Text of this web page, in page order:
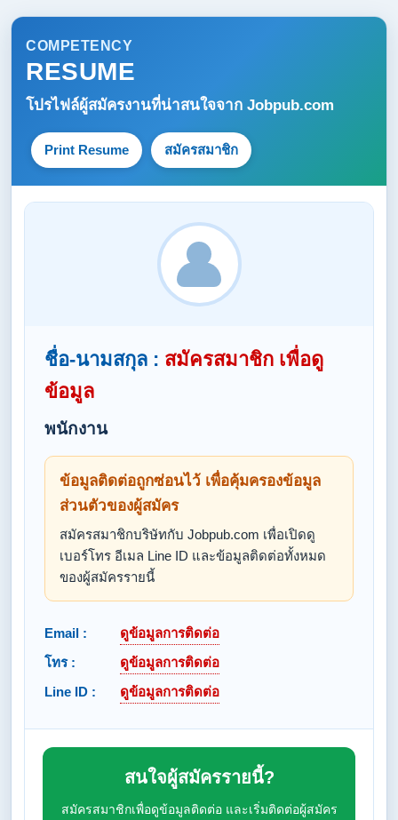
COMPETENCY
RESUME
โปรไฟล์ผู้สมัครงานที่น่าสนใจจาก Jobpub.com
Print Resume สมัครสมาชิก
ชื่อ-นามสกุล : สมัครสมาชิก เพื่อดู
ข้อมูล
พนักงาน
ข้อมูลติดต่อถูกซ่อนไว้ เพื่อคุ้มครองข้อมูล
ส่วนตัวของผู้สมัคร
สมัครสมาชิกบริษัทกับ Jobpub.com เพื่อเปิดดู
เบอร์โทร อีเมล Line ID และข้อมูลติดต่อทั้งหมด
ของผู้สมัครรายนี้
Email :
ดูข้อมูลการติดต่อ
โทร :
ดูข้อมูลการติดต่อ
Line ID :
ดูข้อมูลการติดต่อ
สนใจผู้สมัครรายนี้?
สมัครสมาชิกเพื่อดูข้อมูลติดต่อ และเริ่มติดต่อผู้สมัคร